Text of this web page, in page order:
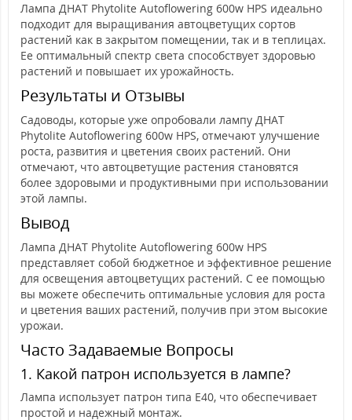
Лампа ДНАТ Phytolite Autoflowering 600w HPS идеально
подходит для выращивания автоцветущих сортов
растений как в закрытом помещении, так и в теплицах.
Ее оптимальный спектр света способствует здоровью
растений и повышает их урожайность.
Результаты и Отзывы
Садоводы, которые уже опробовали лампу ДНАТ
Phytolite Autoflowering 600w HPS, отмечают улучшение
роста, развития и цветения своих растений. Они
отмечают, что автоцветущие растения становятся
более здоровыми и продуктивными при использовании
этой лампы.
Вывод
Лампа ДНАТ Phytolite Autoflowering 600w HPS
представляет собой бюджетное и эффективное решение
для освещения автоцветущих растений. С ее помощью
вы можете обеспечить оптимальные условия для роста
и цветения ваших растений, получив при этом высокие
урожаи.
Часто Задаваемые Вопросы
1. Какой патрон используется в лампе?
Лампа использует патрон типа Е40, что обеспечивает
простой и надежный монтаж.